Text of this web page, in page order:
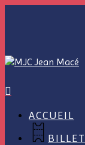
ACCUEIL